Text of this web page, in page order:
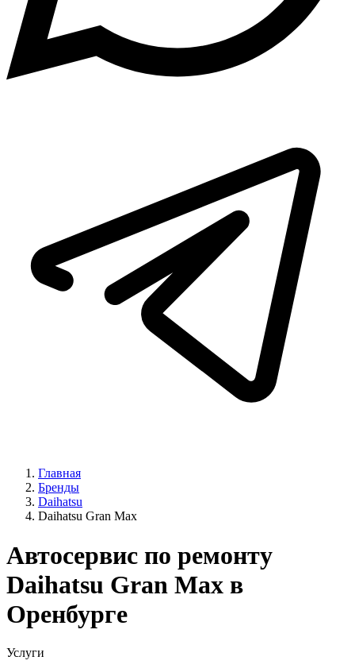
Главная
Бренды
Daihatsu
Daihatsu Gran Max
Автосервис по ремонту
Daihatsu Gran Max в
Оренбурге
Услуги